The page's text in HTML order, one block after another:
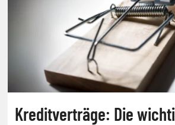
Kreditverträge: Die